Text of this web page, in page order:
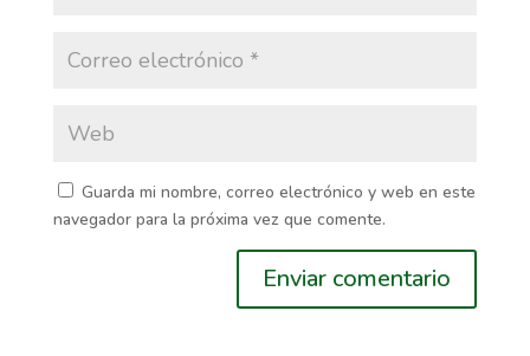
Guarda mi nombre, correo electrónico y web en este
navegador para la próxima vez que comente.